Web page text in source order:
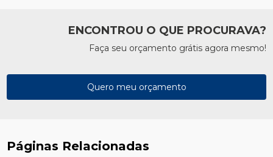
ENCONTROU O QUE PROCURAVA?
Faça seu orçamento grátis agora mesmo!
Quero meu orçamento
Páginas Relacionadas